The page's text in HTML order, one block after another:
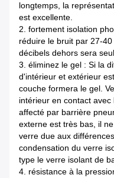
longtemps, la
est excellente.
2. fortement isolation
réduire le bruit par 27-
décibels dehors sera
3. éliminez le gel : Si la
d'intérieur et extérieur
couche formera le gel.
intérieur en contact
affecté par barrière
externe est très bas, il
verre due aux
condensation du verre
type le verre isolant de
4. résistance à la